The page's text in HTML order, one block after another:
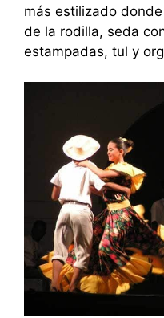
más estilizado
de la rodilla, seda
estampadas, tul y